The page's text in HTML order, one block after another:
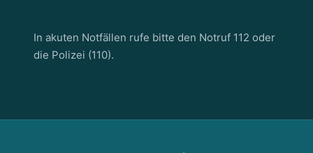
In akuten Notfällen rufe bitte den Notruf 112 oder
die Polizei (110).